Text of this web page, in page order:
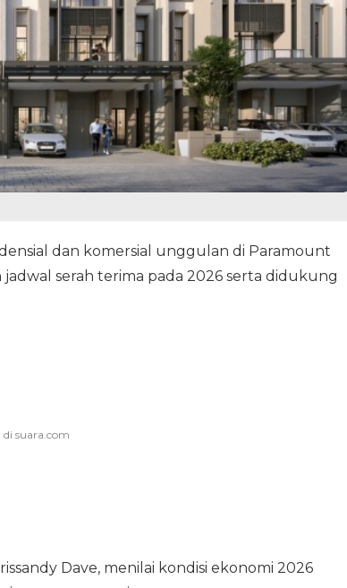
dan komersial unggulan di Paramount
serah terima pada 2026 serta didukung
Dave, menilai kondisi ekonomi 2026